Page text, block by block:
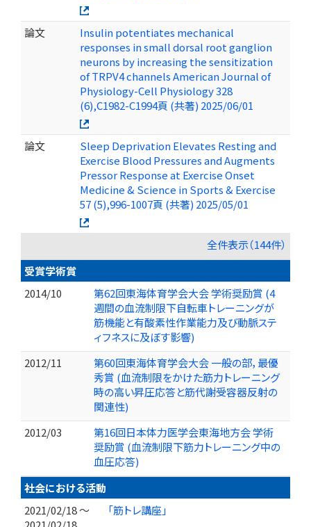
論文
Insulin potentiates mechanical
responses in small dorsal root ganglion
neurons by increasing the sensitization
of TRPV4 channels American Journal of
Physiology-Cell Physiology 328
(6),C1982-C1994頁 (共著) 2025/06/01
論文
Sleep Deprivation Elevates Resting and
Exercise Blood Pressures and Augments
Pressor Response at Exercise Onset
Medicine & Science in Sports & Exercise
57 (5),996-1007頁 (共著) 2025/05/01
全件表示（144件）
受賞学術賞
2014/10
第62回東海体育学会大会 学術奨励賞 (4
週間の血流制限下自転車トレーニングが
筋機能と有酸素性作業能力及び動脈ステ
ィフネスに及ぼす影響)
2012/11
第60回東海体育学会大会 一般の部，最優
秀賞 (血流制限をかけた筋力トレーニング
時の高い昇圧応答と筋代謝受容器反射の
関連性)
2012/03
第16回日本体力医学会東海地方会 学術
奨励賞 (血流制限下筋力トレーニング中の
血圧応答)
社会における活動
2021/02/18 ～
「筋トレ講座」